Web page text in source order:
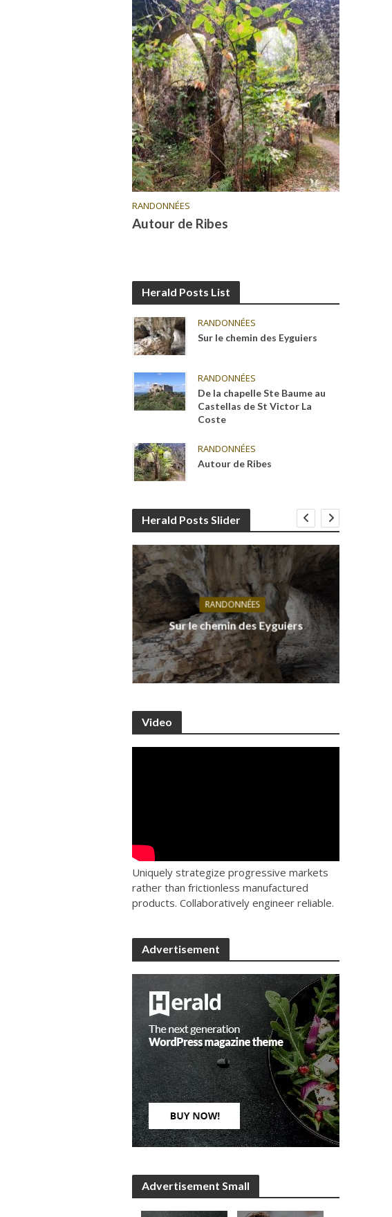
RANDONNÉES
Autour de Ribes
Herald Posts List
RANDONNÉES
Sur le chemin des Eyguiers
RANDONNÉES
De la chapelle Ste Baume au
Castellas de St Victor La
Coste
RANDONNÉES
Autour de Ribes
Herald Posts Slider
RANDONNÉES
Sur le chemin des Eyguiers
Video
Uniquely strategize progressive markets
rather than frictionless manufactured
products. Collaboratively engineer reliable.
Advertisement
Advertisement Small